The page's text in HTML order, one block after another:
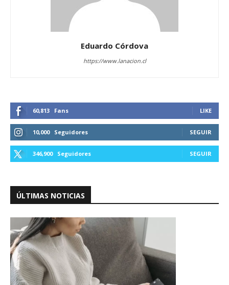
Eduardo Córdova
https://www.lanacion.cl
60,813 Fans LIKE
10,000 Seguidores SEGUIR
346,900 Seguidores SEGUIR
ÚLTIMAS NOTICIAS